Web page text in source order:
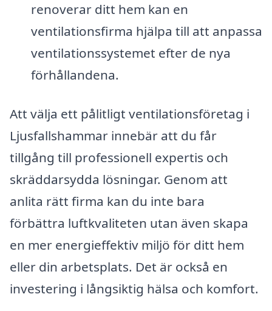
renoverar ditt hem kan en
ventilationsfirma hjälpa till att anpassa
ventilationssystemet efter de nya
förhållandena.
Att välja ett pålitligt ventilationsföretag i
Ljusfallshammar innebär att du får
tillgång till professionell expertis och
skräddarsydda lösningar. Genom att
anlita rätt firma kan du inte bara
förbättra luftkvaliteten utan även skapa
en mer energieffektiv miljö för ditt hem
eller din arbetsplats. Det är också en
investering i långsiktig hälsa och komfort.